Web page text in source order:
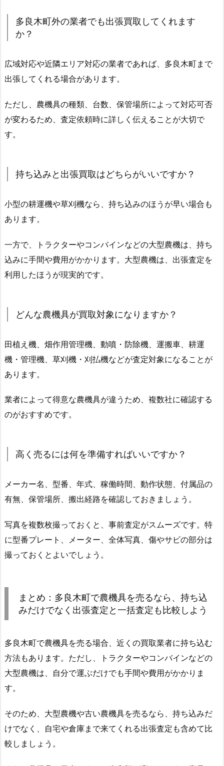
多良木町外の業者でも出張買取してくれます
か？
広域対応や近隣エリア対応の業者であれば、多良木町まで
出張してくれる場合があります。
ただし、農機具の種類、台数、保管場所によって対応可否
が変わるため、査定依頼時に詳しく伝えることが大切で
す。
持ち込みと出張買取はどちらがいいですか？
小型の耕運機や草刈機なら、持ち込みのほうが早い場合も
あります。
一方で、トラクターやコンバインなどの大型農機は、持ち
込みに手間や費用がかかります。大型農機は、出張査定を
利用したほうが現実的です。
どんな農機具が買取対象になりますか？
田植え機、畑作用管理機、動噴・防除機、運搬車、耕運
機・管理機、草刈機・刈払機などが査定対象になることが
あります。
業者によって得意な農機具が違うため、複数社に確認する
のがおすすめです。
高く売るには何を準備すればいいですか？
メーカー名、型番、年式、稼働時間、動作状態、付属品の
有無、保管場所、搬出経路を確認しておきましょう。
写真を複数枚撮っておくと、事前査定がスムーズです。特
に型番プレート、メーター、全体写真、傷やサビの部分は
撮っておくとよいでしょう。
まとめ：多良木町で農機具を売るなら、持ち込
みだけでなく出張査定と一括査定も比較しよう
多良木町で農機具を売る場合、近くの買取業者に持ち込む
方法もあります。ただし、トラクターやコンバインなどの
大型農機は、自分で運ぶだけでも手間や費用がかかりま
す。
そのため、大型農機や古い農機具を売るなら、持ち込みだ
けでなく、自宅や倉庫まで来てくれる出張査定も含めて比
較しましょう。